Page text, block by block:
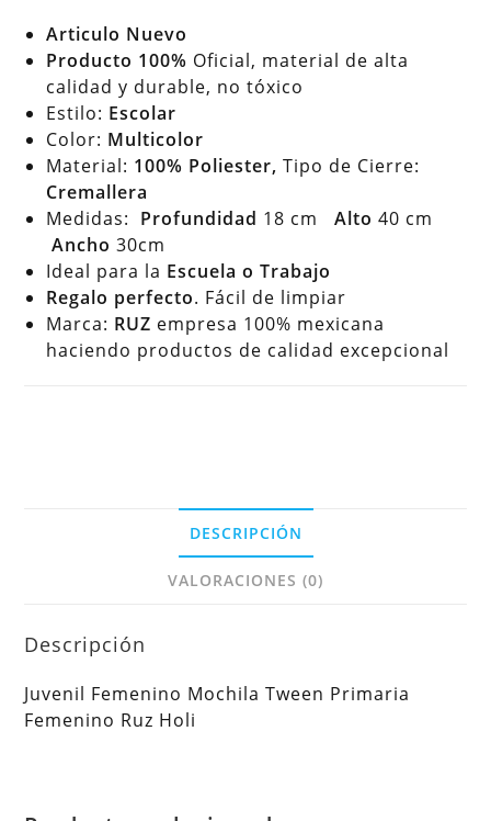
Articulo Nuevo
Producto 100% Oficial, material de alta
calidad y durable, no tóxico
Estilo: Escolar
Color: Multicolor
Material: 100% Poliester, Tipo de Cierre:
Cremallera
Medidas: Profundidad 18 cmAlto 40 cm
Ancho 30cm
Ideal para la Escuela o Trabajo
Regalo perfecto. Fácil de limpiar
Marca: RUZ empresa 100% mexicana
haciendo productos de calidad excepcional
DESCRIPCIÓN
VALORACIONES (0)
Descripción
Juvenil Femenino Mochila Tween Primaria
Femenino Ruz Holi